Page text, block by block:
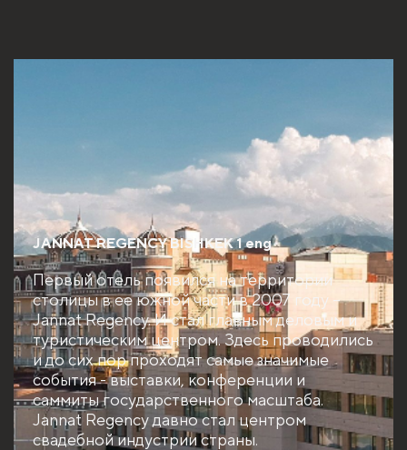
JANNAT REGENCY BISHKEK 1 eng
Первый отель появился на территории
столицы в ее южной части в 2007 году –
Jannat Regency. И стал главным деловым и
туристическим центром. Здесь проводились
и до сих пор проходят самые значимые
события - выставки, конференции и
саммиты государственного масштаба.
Jannat Regency давно стал центром
свадебной индустрии страны.